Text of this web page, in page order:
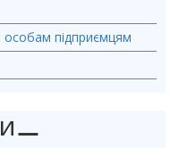
підприємцям
⚊